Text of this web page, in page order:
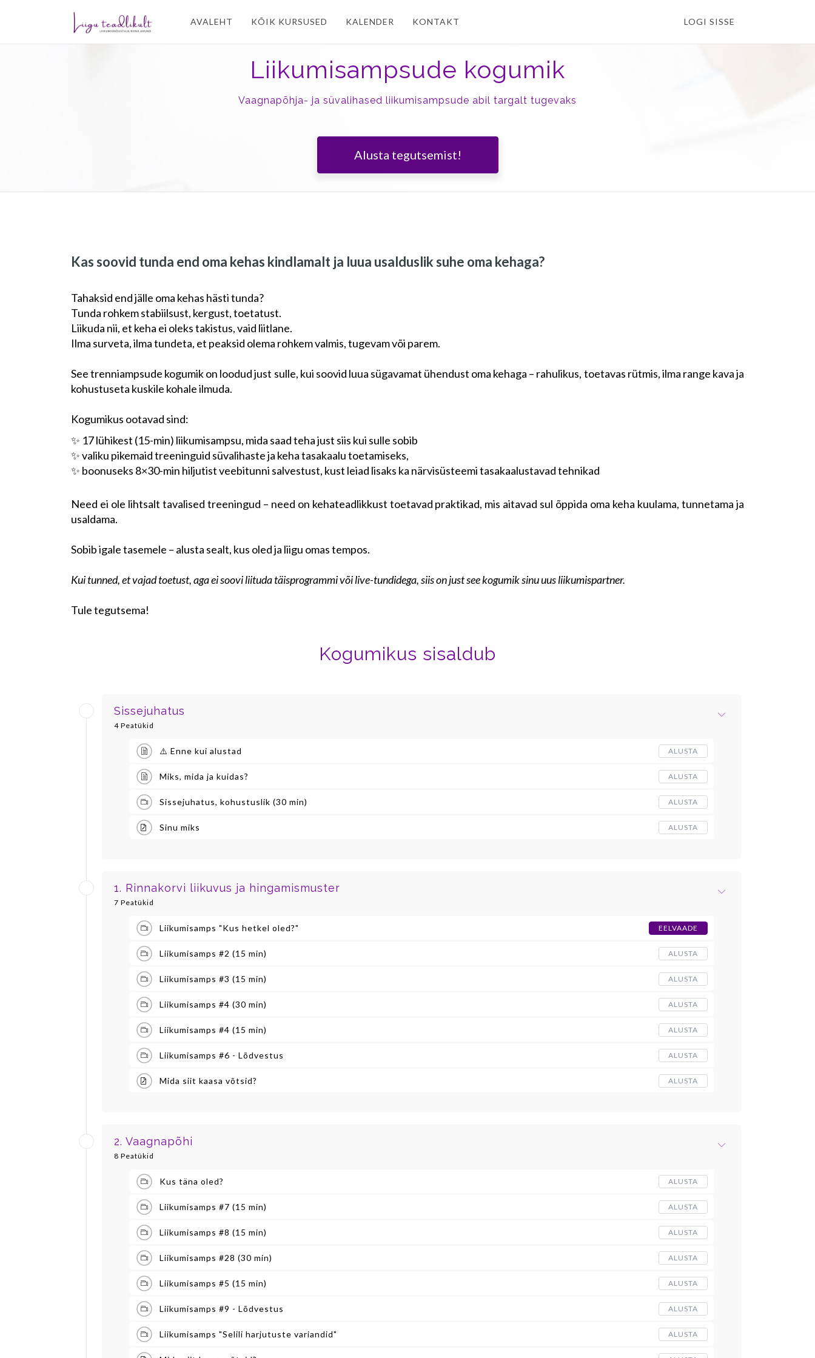
AVALEHT KÕIK KURSUSED KALENDER KONTAKT LOGI SISSE
Liikumisampsude kogumik
Vaagnapõhja- ja süvalihased liikumisampsude abil targalt tugevaks
Alusta tegutsemist!
Kas soovid tunda end oma kehas kindlamalt ja luua usalduslik suhe oma kehaga?
Tahaksid end jälle oma kehas hästi tunda?
Tunda rohkem stabiilsust, kergust, toetatust.
Liikuda nii, et keha ei oleks takistus, vaid liitlane.
Ilma surveta, ilma tundeta, et peaksid olema rohkem valmis, tugevam või parem.
See trenniampsude kogumik on loodud just sulle, kui soovid luua sügavamat ühendust oma kehaga – rahulikus, toetavas rütmis, ilma range kava ja
kohustuseta kuskile kohale ilmuda.
Kogumikus ootavad sind:
✨ 17 lühikest (15-min) liikumisampsu, mida saad teha just siis kui sulle sobib
✨ valiku pikemaid treeninguid süvalihaste ja keha tasakaalu toetamiseks,
✨ boonuseks 8×30-min hiljutist veebitunni salvestust, kust leiad lisaks ka närvisüsteemi tasakaalustavad tehnikad
Need ei ole lihtsalt tavalised treeningud – need on kehateadlikkust toetavad praktikad, mis aitavad sul õppida oma keha kuulama, tunnetama ja
usaldama.
Sobib igale tasemele – alusta sealt, kus oled ja liigu omas tempos.
Kui tunned, et vajad toetust, aga ei soovi liituda täisprogrammi või live-tundidega, siis on just see kogumik sinu uus liikumispartner.
Tule tegutsema!
Kogumikus sisaldub
Sissejuhatus
4 Peatükid
⚠️ Enne kui alustad ALUSTA
Miks, mida ja kuidas? ALUSTA
Sissejuhatus, kohustuslik (30 min) ALUSTA
Sinu miks ALUSTA
1. Rinnakorvi liikuvus ja hingamismuster
7 Peatükid
Liikumisamps "Kus hetkel oled?" EELVAADE
Liikumisamps #2 (15 min) ALUSTA
Liikumisamps #3 (15 min) ALUSTA
Liikumisamps #4 (30 min) ALUSTA
Liikumisamps #4 (15 min) ALUSTA
Liikumisamps #6 - Lõdvestus ALUSTA
Mida siit kaasa võtsid? ALUSTA
2. Vaagnapõhi
8 Peatükid
Kus täna oled? ALUSTA
Liikumisamps #7 (15 min) ALUSTA
Liikumisamps #8 (15 min) ALUSTA
Liikumisamps #28 (30 min) ALUSTA
Liikumisamps #5 (15 min) ALUSTA
Liikumisamps #9 - Lõdvestus ALUSTA
Liikumisamps "Selili harjutuste variandid" ALUSTA